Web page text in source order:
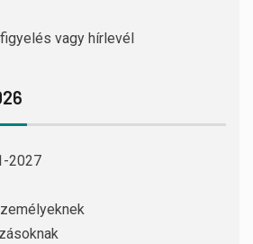
vagy hírlevél
2027